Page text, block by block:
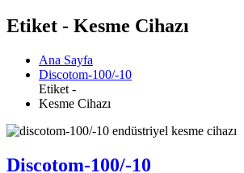
Etiket - Kesme Cihazı
Ana Sayfa
Discotom-100/-10
Etiket -
Kesme Cihazı
Discotom-100/-10